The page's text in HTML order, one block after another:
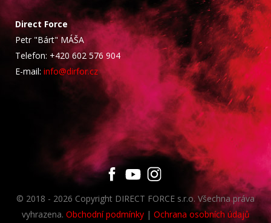
Direct Force
Petr "Bárt" MÁŠA
Telefon: +420 602 576 904
E-mail: info@dirfor.cz
© 2018 - 2026 Copyright DIRECT FORCE s.r.o. Všechna práva
vyhrazena. Obchodní podmínky| Ochrana osobních údajů